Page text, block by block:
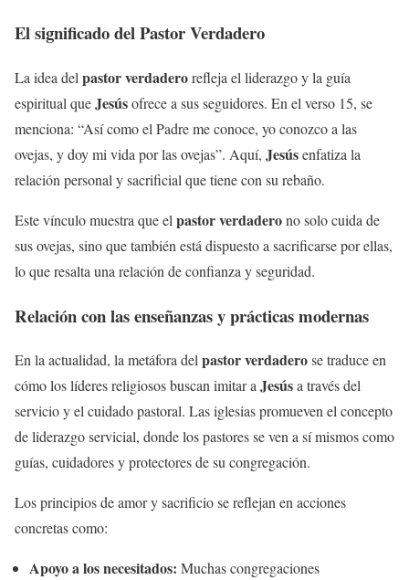
El significado del Pastor Verdadero
La idea del pastor verdaderorefleja el liderazgo y la guía
espiritual queJesúsofrece a sus seguidores. En el verso 15, se
menciona: “Así como el Padre me conoce, yo conozco a las
ovejas, y doy mi vida por las ovejas”. Aquí, Jesúsenfatiza la
relación personal y sacrificial que tiene con su rebaño.
Este vínculo muestra que el pastor verdaderono solo cuida de
sus ovejas, sino que también está dispuesto a sacrificarse por ellas,
lo que resalta una relación de confianza y seguridad.
Relación con las enseñanzas y prácticas modernas
En la actualidad, la metáfora delpastor verdaderose traduce en
cómo los líderes religiosos buscan imitar aJesúsa través del
servicio y el cuidado pastoral. Las iglesias promueven el concepto
de liderazgo servicial, donde los pastores se ven a sí mismos como
guías, cuidadores y protectores de su congregación.
Los principios de amor y sacrificio se reflejan en acciones
concretas como:
Apoyo a los necesitados: Muchas congregaciones